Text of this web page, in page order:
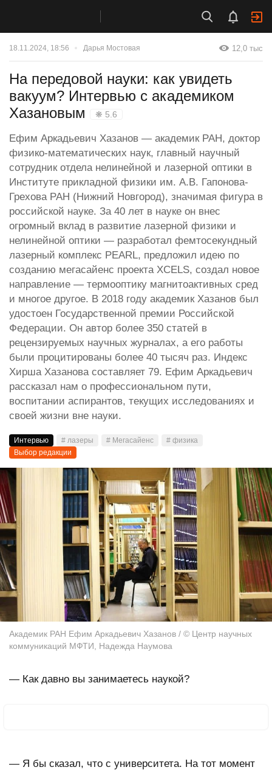
18.11.2024, 18:56 Дарья Мостовая 12,0 тыс
На передовой науки: как увидеть
вакуум? Интервью с академиком
Хазановым
❋ 5.6
Ефим Аркадьевич Хазанов — академик РАН, доктор
физико-математических наук, главный научный
сотрудник отдела нелинейной и лазерной оптики в
Институте прикладной физики им. А.В. Гапонова-
Грехова РАН (Нижний Новгород), значимая фигура в
российской науке. За 40 лет в науке он внес
огромный вклад в развитие лазерной физики и
нелинейной оптики — разработал фемтосекундный
лазерный комплекс PEARL, предложил идею по
созданию мегасайенс проекта XCELS, создал новое
направление — термооптику магнитоактивных сред
и многое другое. В 2018 году академик Хазанов был
удостоен Государственной премии Российской
Федерации. Он автор более 350 статей в
рецензируемых научных журналах, а его работы
были процитированы более 40 тысяч раз. Индекс
Хирша Хазанова составляет 79. Ефим Аркадьевич
рассказал нам о профессиональном пути,
воспитании аспирантов, текущих исследованиях и
своей жизни вне науки.
Интервью # лазеры # Мегасайенс
# физика
Выбор редакции
Академик РАН Ефим Аркадьевич Хазанов / © Центр научных
коммуникаций МФТИ, Надежда Наумова
— Как давно вы занимаетесь наукой?
— Я бы сказал, что с университета. На тот момент